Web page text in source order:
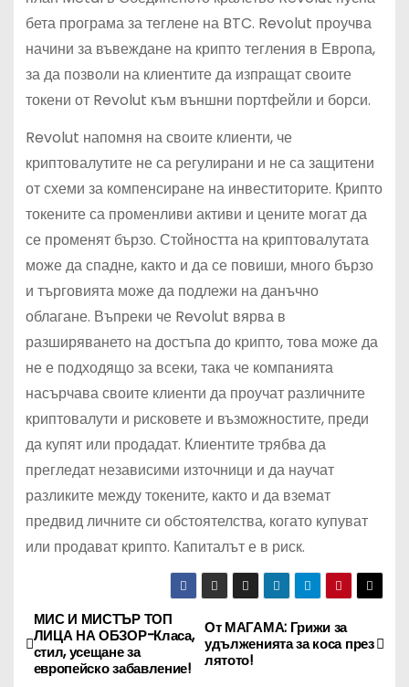
бета програма за теглене на BTC. Revolut проучва
начини за въвеждане на крипто тегления в Европа,
за да позволи на клиентите да изпращат своите
токени от Revolut към външни портфейли и борси.
Revolut напомня на своите клиенти, че
криптовалутите не са регулирани и не са защитени
от схеми за компенсиране на инвеститорите. Крипто
токените са променливи активи и цените могат да
се променят бързо. Стойността на криптовалутата
може да спадне, както и да се повиши, много бързо
и търговията може да подлежи на данъчно
облагане. Въпреки че Revolut вярва в
разширяването на достъпа до крипто, това може да
не е подходящо за всеки, така че компанията
насърчава своите клиенти да проучат различните
криптовалути и рисковете и възможностите, преди
да купят или продадат. Клиентите трябва да
прегледат независими източници и да научат
разликите между токените, както и да вземат
предвид личните си обстоятелства, когато купуват
или продават крипто. Капиталът е в риск.
Н
а
От МАГАМА: Грижи за
удълженията за коса през
лятото!
МИС И МИСТЪР ТОП
ЛИЦА НА ОБЗОР-Класа,
стил, усещане за
европейско забавление!